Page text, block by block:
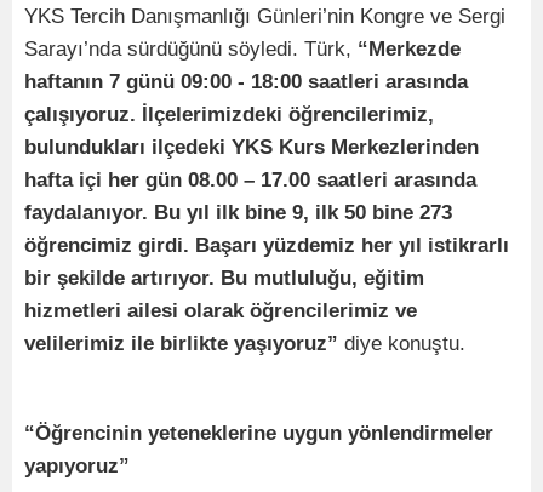
YKS Tercih Danışmanlığı Günleri’nin Kongre ve Sergi
Sarayı’nda sürdüğünü söyledi. Türk, “Merkezde
haftanın 7 günü 09:00 - 18:00 saatleri arasında
çalışıyoruz. İlçelerimizdeki öğrencilerimiz,
bulundukları ilçedeki YKS Kurs Merkezlerinden
hafta içi her gün 08.00 – 17.00 saatleri arasında
faydalanıyor. Bu yıl ilk bine 9, ilk 50 bine 273
öğrencimiz girdi. Başarı yüzdemiz her yıl istikrarlı
bir şekilde artırıyor. Bu mutluluğu, eğitim
hizmetleri ailesi olarak öğrencilerimiz ve
velilerimiz ile birlikte yaşıyoruz” diye konuştu.
“Öğrencinin yeteneklerine uygun yönlendirmeler
yapıyoruz”